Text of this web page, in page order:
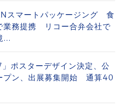
スマートパッケージング 食
業務提携 リコー合弁会社で
...
」ポスターデザイン決定、公
プン、出展募集開始 通算40